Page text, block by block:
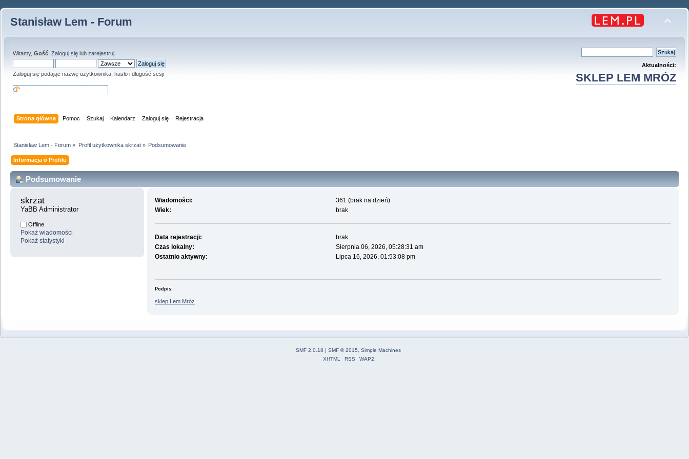
Stanisław Lem - Forum
Witamy, Gość Zaloguj się lub zarejestruj
Zaloguj się podając nazwę użytkownika, hasło i długość sesji
Aktualności:
SKLEP LEM MRÓZ
Strona główna Pomoc Szukaj Kalendarz Zaloguj się Rejestracja
Stanisław Lem - Forum » Profil użytkownika skrzat» Podsumowanie
Informacja o Profilu
Podsumowanie
skrzat
YaBB Administrator
Offline
Pokaż wiadomości
Pokaż statystyki
Wiadomości:
361 (brak na dzień)
Wiek:
brak
Data rejestracji:
brak
Czas lokalny:
Sierpnia 06, 2026, 05:28:31 am
Ostatnio aktywny:
Lipca 16, 2026, 01:53:08 pm
Podpis:
sklep Lem Mróz
SMF 2.0.18 | SMF © 2015
Simple Machines
XHTML
RSS WAP2